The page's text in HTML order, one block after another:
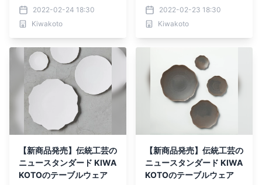
【光】2022-02-24 18:30
Kiwakoto
【空】2022-02-23 18:30
Kiwakoto
【新商品発売】伝統工芸の
ニュースタンダード KIWA
KOTOのテーブルウェア
【新商品発売】伝統工芸の
ニュースタンダード KIWA
KOTOのテーブルウェア